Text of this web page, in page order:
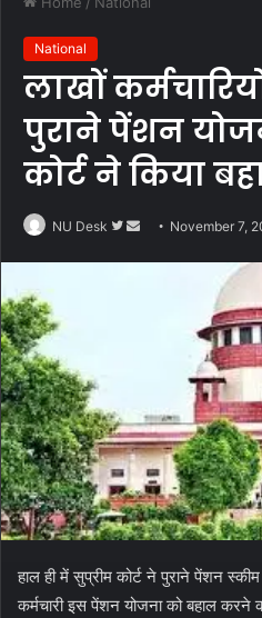
National
लाखों
पुराने पेंशन
कोर्ट ने किया
NU Desk
Follow
Send November 7,
हाल ही में सुप्रीम कोर्ट ने पुराने पेंशन
कर्मचारी इस पेंशन योजना को बहाल करने